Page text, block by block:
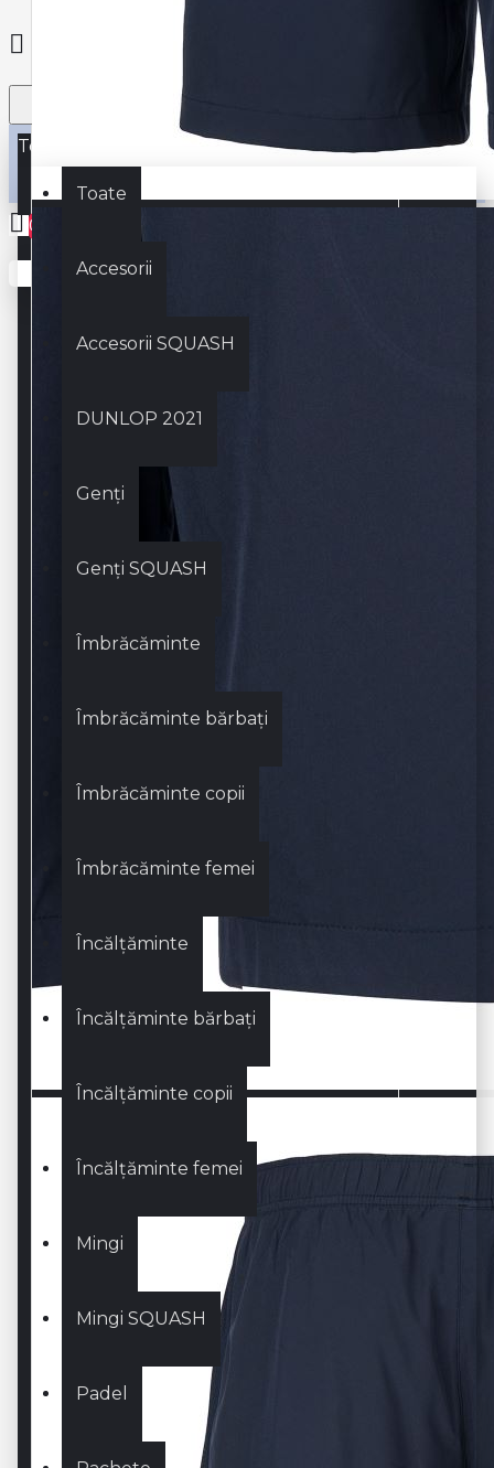
Toate
Toate
Accesorii
Accesorii SQUASH
DUNLOP 2021
Genți
Genți SQUASH
Îmbrăcăminte
Îmbrăcăminte bărbați
Îmbrăcăminte copii
Îmbrăcăminte femei
Încălțăminte
Încălțăminte bărbați
Încălțăminte copii
Încălțăminte femei
Mingi
Mingi SQUASH
Padel
0
Coșul este gol!